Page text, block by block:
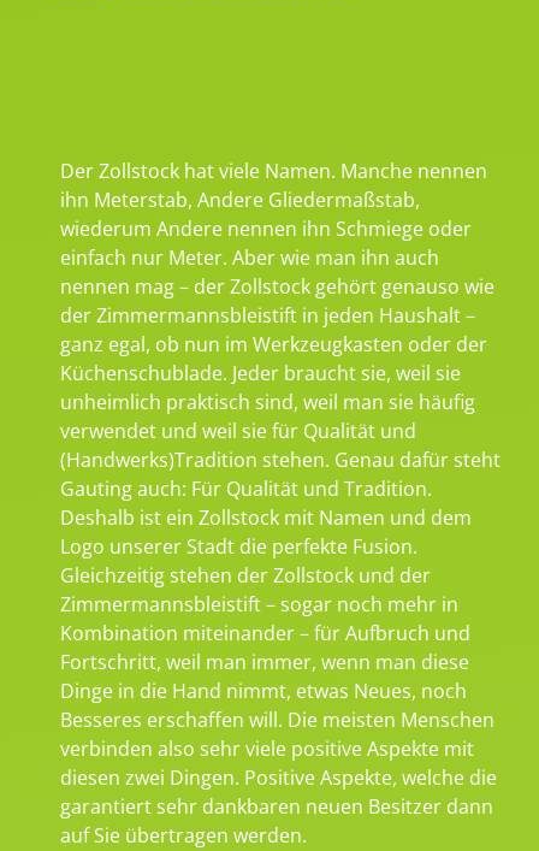
Der Zollstock hat viele Namen. Manche nennen
ihn Meterstab, Andere Gliedermaßstab,
wiederum Andere nennen ihn Schmiege oder
einfach nur Meter. Aber wie man ihn auch
nennen mag – der Zollstock gehört genauso wie
der Zimmermannsbleistift in jeden Haushalt –
ganz egal, ob nun im Werkzeugkasten oder der
Küchenschublade. Jeder braucht sie, weil sie
unheimlich praktisch sind, weil man sie häufig
verwendet und weil sie für Qualität und
(Handwerks)Tradition stehen. Genau dafür steht
Gauting auch: Für Qualität und Tradition.
Deshalb ist ein Zollstock mit Namen und dem
Logo unserer Stadt die perfekte Fusion.
Gleichzeitig stehen der Zollstock und der
Zimmermannsbleistift – sogar noch mehr in
Kombination miteinander – für Aufbruch und
Fortschritt, weil man immer, wenn man diese
Dinge in die Hand nimmt, etwas Neues, noch
Besseres erschaffen will. Die meisten Menschen
verbinden also sehr viele positive Aspekte mit
diesen zwei Dingen. Positive Aspekte, welche die
garantiert sehr dankbaren neuen Besitzer dann
auf Sie übertragen werden.